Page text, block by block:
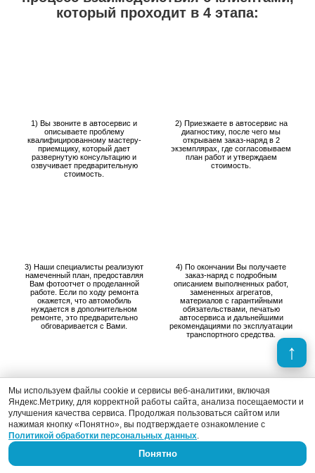
который проходит в 4 этапа:
1) Вы звоните в автосервис и
описываете проблему
квалифицированному мастеру-
приемщику, который дает
развернутую консультацию и
озвучивает предварительную
стоимость.
2) Приезжаете в автосервис на
диагностику, после чего мы
открываем заказ-наряд в 2
экземплярах, где согласовываем
план работ и утверждаем
стоимость.
3) Наши специалисты реализуют
намеченный план, предоставляя
Вам фотоотчет о проделанной
работе. Если по ходу ремонта
окажется, что автомобиль
нуждается в дополнительном
ремонте, это предварительно
обговаривается с Вами.
4) По окончании Вы получаете
заказ-наряд с подробным
описанием выполненных работ,
замененных агрегатов,
материалов с гарантийными
обязательствами, печатью
автосервиса и дальнейшими
рекомендациями по эксплуатации
транспортного средства.
Производство запланированных
работ.
Даем гарантию на все
выполненные работы в
автосервисе.
Мы используем файлы cookie и сервисы веб-аналитики, включая
Яндекс.Метрику, для корректной работы сайта, анализа посещаемости и
улучшения качества сервиса. Продолжая пользоваться сайтом или
нажимая кнопку «Понятно», вы подтверждаете ознакомление с
Политикой обработки персональных данных.
Понятно